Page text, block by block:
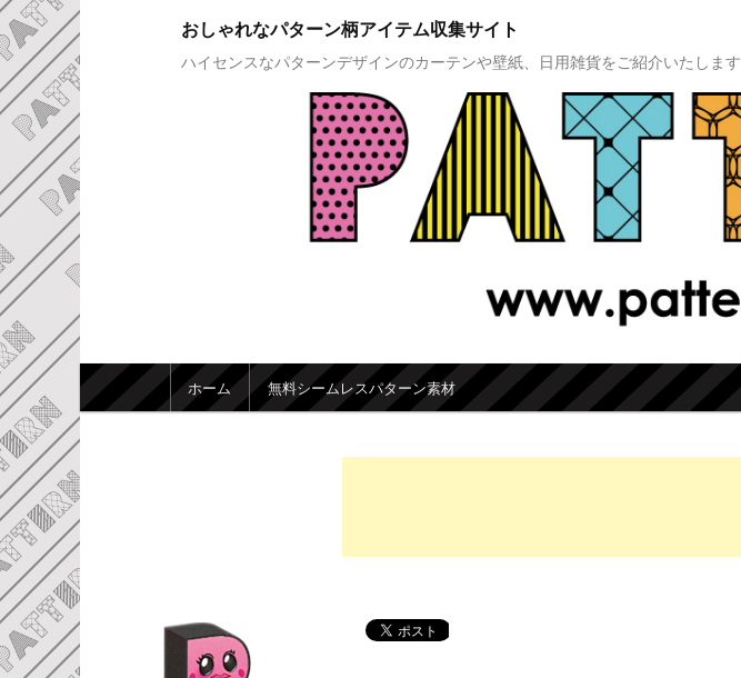
おしゃれなパターン柄アイテム収集サイト
ハイセンスなパターンデザインのカーテンや壁紙、日用雑貨をご紹介いたします
メインメニュー
メインコンテンツへ移動
サブコンテンツへ移動
ホーム 無料シームレスパターン素材